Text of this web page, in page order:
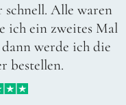
schnell. Alle waren
ich ein zweites Mal
werde ich die
bestellen.